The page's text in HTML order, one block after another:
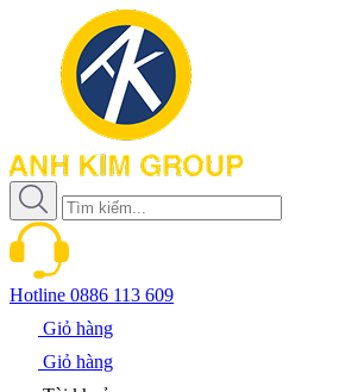
Hotline 0886 113 609
Giỏ hàng
Giỏ hàng